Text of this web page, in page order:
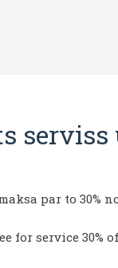
serviss
par to 30%
for service 30%